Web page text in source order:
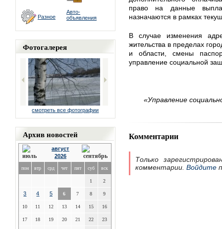
Разное
Авто-
объявления
Фотогалерея
смотреть все фотографии
Архив новостей
август
2026
пон втр срд чет пят суб вск
1 2
3 4 5 6 7 8 9
10 11 12 13 14 15 16
17 18 19 20 21 22 23
право на данные
назначаются в рамках
В случае изменения
жительства в пределах
и области, смены
управление социальной
«Управление
Комментарии
Только
комментарии. Войдите